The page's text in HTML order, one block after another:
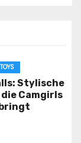
TOYS
Stylische
Camgirls